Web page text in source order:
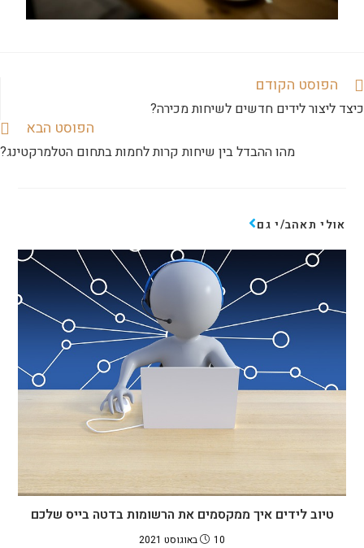
הפוסט הקודם
כיצד ליצור לידים חדשים לשיחות מכירה?
הפוסט הבא
מהו ההבדל בין שיחות קרות לחמות בתחום הטלמרקטינג?
אולי תאהב/י גם
טיוב לידים איך ממקסמים את הרשומות בדטה בייס שלכם
10 באוגוסט 2021